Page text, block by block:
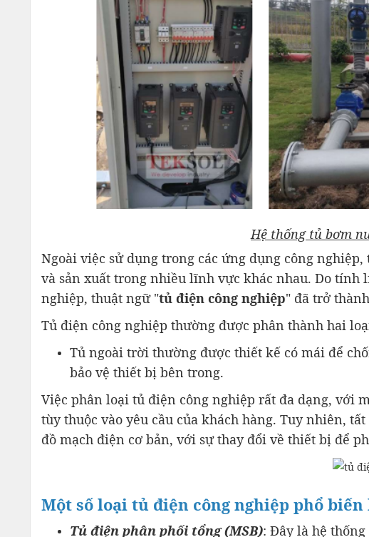
Hệ thống tủ bơm
Ngoài việc sử dụng trong các ứng dụng công
và sản xuất trong nhiều lĩnh vực khác nhau. Do tính
nghiệp, thuật ngữ "tủ điện công nghiệp" đã trở
Tủ điện công nghiệp thường được phân thành hai
Tủ ngoài trời thường được thiết kế có mái để
bảo vệ thiết bị bên trong.
Việc phân loại tủ điện công nghiệp rất đa dạng, với
tùy thuộc vào yêu cầu của khách hàng. Tuy nhiên,
đồ mạch điện cơ bản, với sự thay đổi về thiết bị để
Một số loại tủ điện công nghiệp phổ biến
Tủ điện phân phối tổng (MSB): Đây là hệ